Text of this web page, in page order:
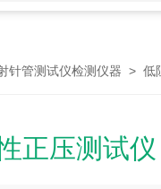
针管测试仪检测仪器 > 低
正压测试仪